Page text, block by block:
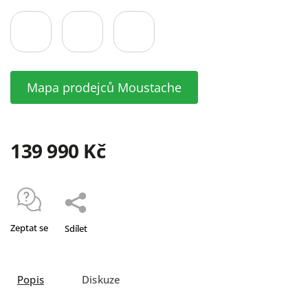
Mapa prodejců Moustache
139 990 Kč
Zeptat se Sdílet
Popis Diskuze